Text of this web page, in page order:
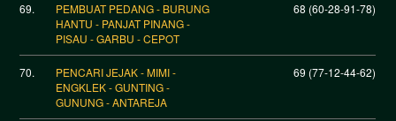
69.
PEMBUAT PEDANG - BURUNG
HANTU - PANJAT PINANG -
PISAU - GARBU - CEPOT
68 (60-28-91-78)
70.
PENCARI JEJAK - MIMI -
ENGKLEK - GUNTING -
GUNUNG - ANTAREJA
69 (77-12-44-62)